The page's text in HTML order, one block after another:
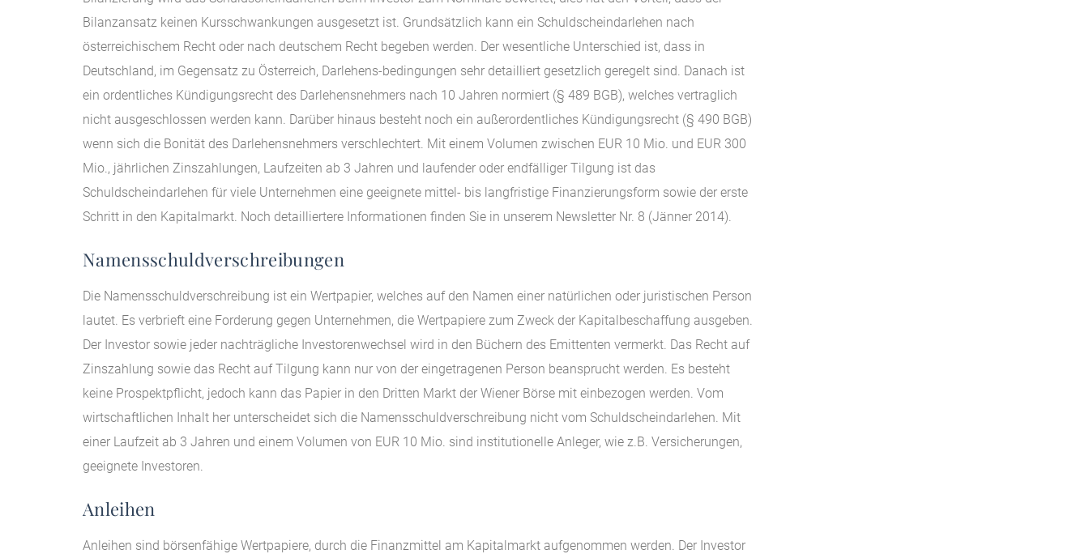
Bilanzansatz keinen Kursschwankungen ausgesetzt ist. Grundsätzlich kann ein Schuldscheindarlehen nach
österreichischem Recht oder nach deutschem Recht begeben werden. Der wesentliche Unterschied ist, dass in
Deutschland, im Gegensatz zu Österreich, Darlehens-bedingungen sehr detailliert gesetzlich geregelt sind. Danach ist
ein ordentliches Kündigungsrecht des Darlehensnehmers nach 10 Jahren normiert (§ 489 BGB), welches vertraglich
nicht ausgeschlossen werden kann. Darüber hinaus besteht noch ein außerordentliches Kündigungsrecht (§ 490 BGB)
wenn sich die Bonität des Darlehensnehmers verschlechtert. Mit einem Volumen zwischen EUR 10 Mio. und EUR 300
Mio., jährlichen Zinszahlungen, Laufzeiten ab 3 Jahren und laufender oder endfälliger Tilgung ist das
Schuldscheindarlehen für viele Unternehmen eine geeignete mittel- bis langfristige Finanzierungsform sowie der erste
Schritt in den Kapitalmarkt. Noch detailliertere Informationen finden Sie in unserem Newsletter Nr. 8 (Jänner 2014).
Namensschuldverschreibungen
Die Namensschuldverschreibung ist ein Wertpapier, welches auf den Namen einer natürlichen oder juristischen Person
lautet. Es verbrieft eine Forderung gegen Unternehmen, die Wertpapiere zum Zweck der Kapitalbeschaffung ausgeben.
Der Investor sowie jeder nachträgliche Investorenwechsel wird in den Büchern des Emittenten vermerkt. Das Recht auf
Zinszahlung sowie das Recht auf Tilgung kann nur von der eingetragenen Person beansprucht werden. Es besteht
keine Prospektpflicht, jedoch kann das Papier in den Dritten Markt der Wiener Börse mit einbezogen werden. Vom
wirtschaftlichen Inhalt her unterscheidet sich die Namensschuldverschreibung nicht vom Schuldscheindarlehen. Mit
einer Laufzeit ab 3 Jahren und einem Volumen von EUR 10 Mio. sind institutionelle Anleger, wie z.B. Versicherungen,
geeignete Investoren.
Anleihen
Anleihen sind börsenfähige Wertpapiere, durch die Finanzmittel am Kapitalmarkt aufgenommen werden. Der Investor